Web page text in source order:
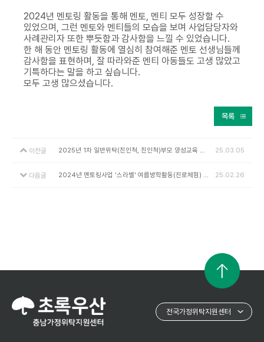
2024년 멘토링 활동을 통해 멘토, 멘티 모두 성장할 수
있었으며, 그런 멘토와 멘티들의 모습을 보며 사업담당자와
사례관리자 또한 뿌듯함과 감사함을 느낄 수 있었습니다.
한 해 동안 멘토링 활동에 열심히 참여해준 멘토 선생님들께
감사함을 표현하며, 잘 따라와준 멘티 아동들도 고생 많았고
기특하다는 말을 하고 싶습니다.
모두 고생 많으셨습니다.
목록
이전글 2025년 1차 일반위탁(친인척, 친인척)부모 양성교육 실시 25.03.05
다음글 2024년 멘토링사업 '스라벨' 여름방학활동(진로체험) 진행 25.02.26